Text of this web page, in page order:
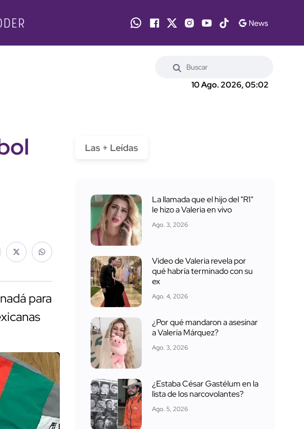
10 Ago. 2026, 05:02
para
Las + Leídas
La llamada que el hijo del "R1"
le hizo a Valeria en vivo
Ago. 3, 2026
Video de Valeria revela por
qué habría terminado con su
ex
Ago. 4, 2026
¿Por qué mandaron a asesinar
a Valeria Márquez?
Ago. 3, 2026
¿Estaba César Gastélum en la
lista de los narcovolantes?
Ago. 5, 2026